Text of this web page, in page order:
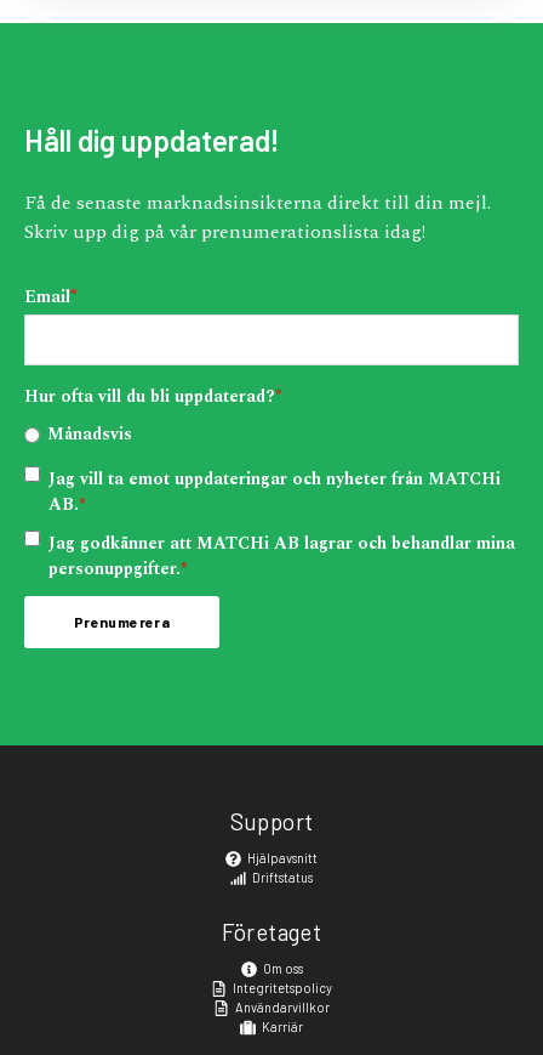
Håll dig uppdaterad!
Få de senaste marknadsinsikterna direkt till din mejl.
Skriv upp dig på vår prenumerationslista idag!
Email*
Hur ofta vill du bli uppdaterad?*
Månadsvis
Jag vill ta emot uppdateringar och nyheter från MATCHi
AB.*
Jag godkänner att MATCHi AB lagrar och behandlar mina
personuppgifter.*
Support
Hjälpavsnitt
Driftstatus
Företaget
Om oss
Integritetspolicy
Användarvillkor
Karriär